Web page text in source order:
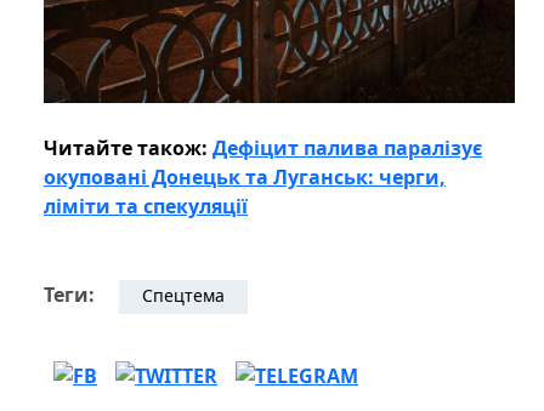
Читайте також: Дефіцит палива паралізує
окуповані Донецьк та Луганськ: черги,
ліміти та спекуляції
Теги: Спецтема